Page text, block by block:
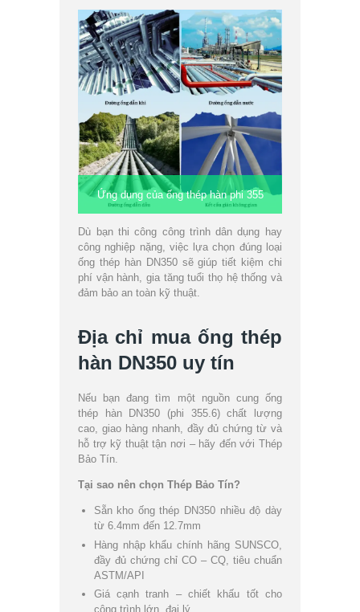
Ứng dụng của ống thép hàn phi 355
Dù bạn thi công công trình dân dụng hay
công nghiệp nặng, việc lựa chọn đúng loại
ống thép hàn DN350 sẽ giúp tiết kiệm chi
phí vận hành, gia tăng tuổi thọ hệ thống và
đảm bảo an toàn kỹ thuật.
Địa chỉ mua ống thép
hàn DN350 uy tín
Nếu bạn đang tìm một nguồn cung ống
thép hàn DN350 (phi 355.6) chất lượng
cao, giao hàng nhanh, đầy đủ chứng từ và
hỗ trợ kỹ thuật tận nơi – hãy đến với Thép
Bảo Tín.
Tại sao nên chọn Thép Bảo Tín?
Sẵn kho ống thép DN350 nhiều độ dày
từ 6.4mm đến 12.7mm
Hàng nhập khẩu chính hãng SUNSCO,
đầy đủ chứng chỉ CO – CQ, tiêu chuẩn
ASTM/API
Giá cạnh tranh – chiết khấu tốt cho
công trình lớn, đại lý